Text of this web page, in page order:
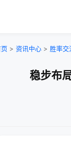
> 资讯中心 > 胜率交
稳步布